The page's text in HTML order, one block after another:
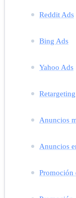
Reddit Ads
Bing Ads
Yahoo Ads
Retargeting
Anuncios
Anuncios
Promoción